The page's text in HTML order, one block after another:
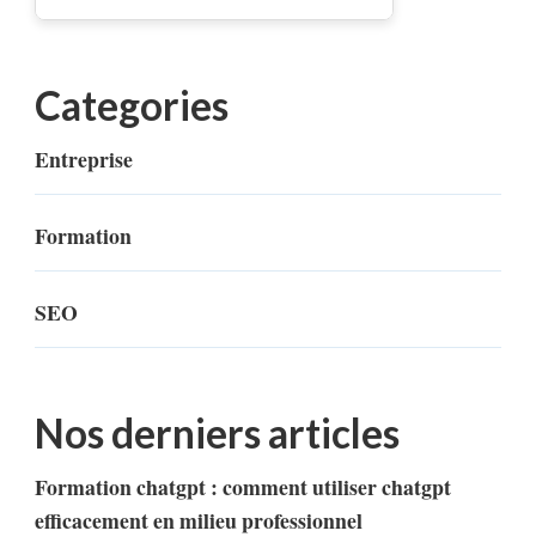
Categories
Entreprise
Formation
SEO
Nos derniers articles
Formation chatgpt : comment utiliser chatgpt
efficacement en milieu professionnel